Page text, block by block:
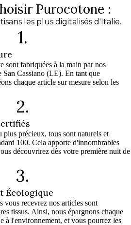
Purocotone :
les plus digitalisés d'Italie.
1.
sont fabriquées à la main par nos
San Cassiano (LE). En tant que
chaque article sur mesure selon les
2.
précieux, tous sont naturels et
100. Cela apporte d'innombrables
découvrirez dès votre première nuit de
3.
Écologique
vous recevrez nos articles sont
tissus. Ainsi, nous épargnons chaque
à l'environnement, et vous pourrez les